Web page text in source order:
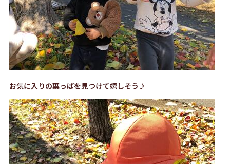
お気に入りの葉っぱを見つけて嬉しそう♪